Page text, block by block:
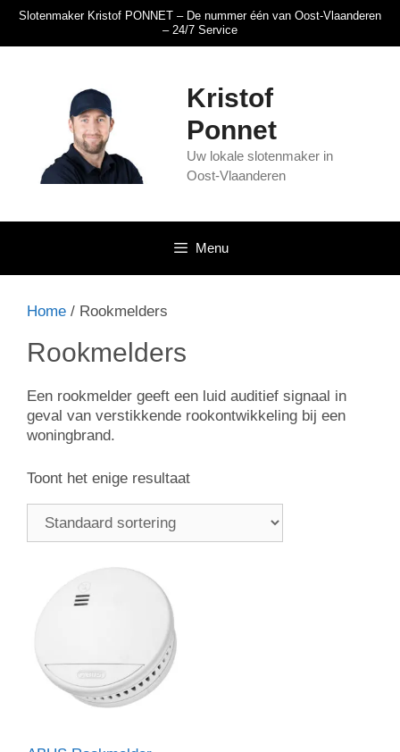
Slotenmaker Kristof PONNET – De nummer één van Oost-Vlaanderen
– 24/7 Service
Kristof
Ponnet
Uw lokale slotenmaker in
Oost-Vlaanderen
Menu
Home / Rookmelders
Rookmelders
Een rookmelder geeft een luid auditief signaal in
geval van verstikkende rookontwikkeling bij een
woningbrand.
Toont het enige resultaat